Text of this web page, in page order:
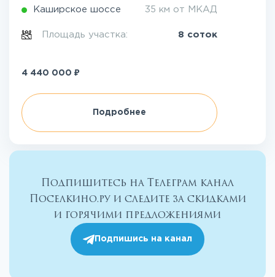
Каширское шоссе 35 км от МКАД
Площадь участка: 8 соток
4 440 000 ₽
Подробнее
Подпишитесь на Телеграм канал
Поселкино.ру и следите за скидками
и горячими предложениями
Подпишись на канал